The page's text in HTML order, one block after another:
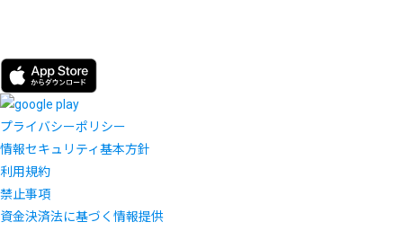
プライバシーポリシー
情報セキュリティ基本方針
利用規約
禁止事項
資金決済法に基づく情報提供